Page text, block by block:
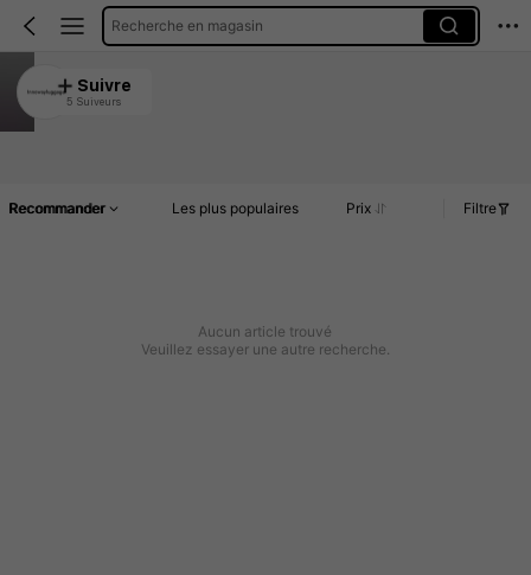
Recherche en magasin
Innowayluggage
4.93
Suivre
5 Suiveurs
Recommander Les plus populaires Prix Filtre
Aucun article trouvé
Veuillez essayer une autre recherche.